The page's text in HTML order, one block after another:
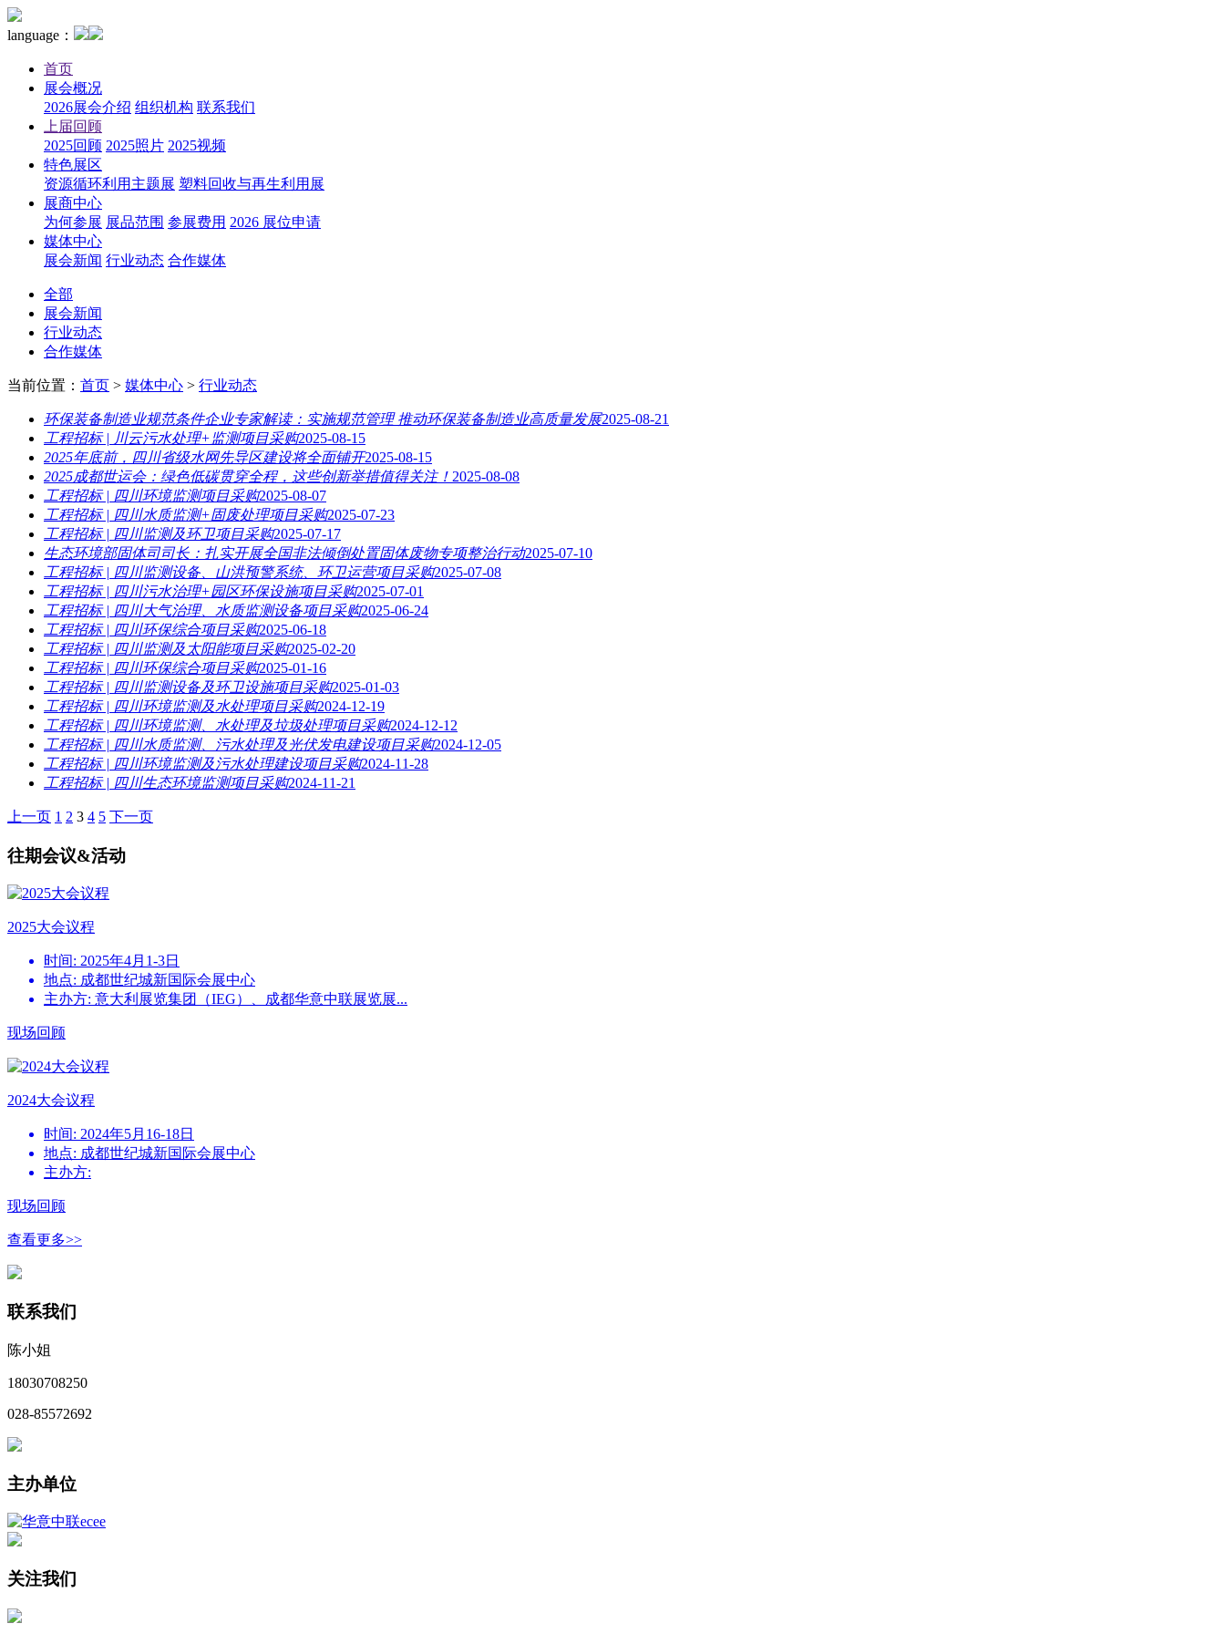
language：
首页
展会概况
2026展会介绍 组织机构 联系我们
上届回顾
2025回顾 2025照片 2025视频
特色展区
资源循环利用主题展 塑料回收与再生利用展
展商中心
为何参展 展品范围 参展费用 2026 展位申请
媒体中心
展会新闻 行业动态 合作媒体
全部
展会新闻
行业动态
合作媒体
当前位置： 首页 > 媒体中心 > 行业动态
环保装备制造业规范条件企业专家解读：实施规范管理 推动环保装备制造业高质量发展2025-08-21
工程招标 | 川云污水处理+监测项目采购2025-08-15
2025年底前，四川省级水网先导区建设将全面铺开2025-08-15
2025成都世运会：绿色低碳贯穿全程，这些创新举措值得关注！ 2025-08-08
工程招标 | 四川环境监测项目采购2025-08-07
工程招标 | 四川水质监测+固废处理项目采购2025-07-23
工程招标 | 四川监测及环卫项目采购2025-07-17
生态环境部固体司司长：扎实开展全国非法倾倒处置固体废物专项整治行动2025-07-10
工程招标 | 四川监测设备、山洪预警系统、环卫运营项目采购2025-07-08
工程招标 | 四川污水治理+园区环保设施项目采购2025-07-01
工程招标 | 四川大气治理、水质监测设备项目采购2025-06-24
工程招标 | 四川环保综合项目采购2025-06-18
工程招标 | 四川监测及太阳能项目采购2025-02-20
工程招标 | 四川环保综合项目采购2025-01-16
工程招标 | 四川监测设备及环卫设施项目采购2025-01-03
工程招标 | 四川环境监测及水处理项目采购2024-12-19
工程招标 | 四川环境监测、水处理及垃圾处理项目采购2024-12-12
工程招标 | 四川水质监测、污水处理及光伏发电建设项目采购2024-12-05
工程招标 | 四川环境监测及污水处理建设项目采购2024-11-28
工程招标 | 四川生态环境监测项目采购2024-11-21
上一页 1 2 3 4 5 下一页
往期会议&活动
2025大会议程
时间: 2025年4月1-3日
地点: 成都世纪城新国际会展中心
主办方: 意大利展览集团（IEG）、成都华意中联展览展...
现场回顾
2024大会议程
时间: 2024年5月16-18日
地点: 成都世纪城新国际会展中心
主办方:
现场回顾
查看更多>>
联系我们
陈小姐
18030708250
028-85572692
主办单位
关注我们